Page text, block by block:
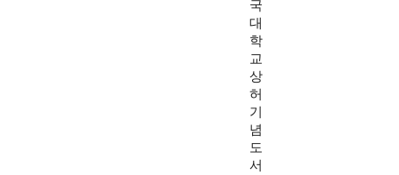
국
대
학
교
상
허
기
념
도
서